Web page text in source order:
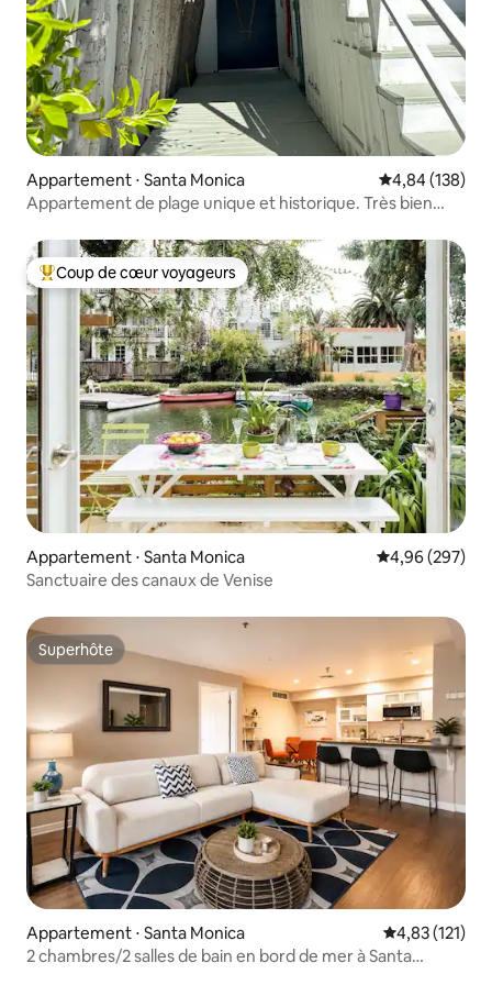
Appartement ⋅ Santa Monica Évaluation
4,84 (138)
Appartement de plage unique et historique. Très bien
Coups de cœur voyageurs les plus appréciés
Coup de cœur voyageurs
Appartement ⋅ Santa Monica Évaluation
4,96 (297)
Sanctuaire des canaux de Venise
Superhôte
Superhôte
Appartement ⋅ Santa Monica Évaluation
4,83 (121)
2 chambres/2 salles de bain en bord de mer à Santa